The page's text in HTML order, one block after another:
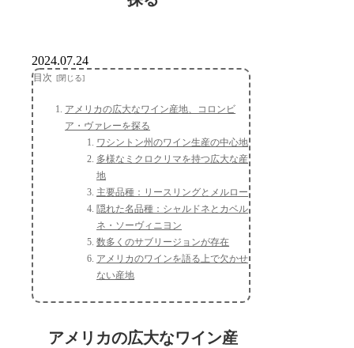
2024.07.24
目次
アメリカの広大なワイン産地、コロンビ
ア・ヴァレーを探る
ワシントン州のワイン生産の中心地
多様なミクロクリマを持つ広大な産
地
主要品種：リースリングとメルロー
隠れた名品種：シャルドネとカベル
ネ・ソーヴィニヨン
数多くのサブリージョンが存在
アメリカのワインを語る上で欠かせ
ない産地
アメリカの広大なワイン産